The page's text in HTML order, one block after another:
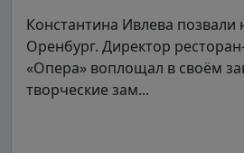
Константина Ивлева
Оренбург. Директор
«Опера» воплощал в своём
творческие зам...